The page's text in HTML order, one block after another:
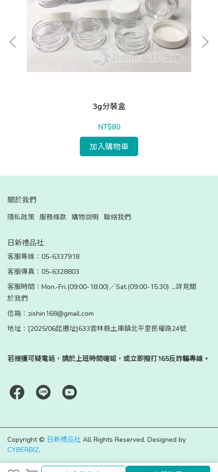
3g分裝盒
NT$80
加入購物車
關於我們
隱私政策 服務條款 購物說明 聯絡我們
日新禮品社
客服專線：05-6337918
客服傳真：05-6328803
客服時間：Mon.-Fri.(09:00-18:00)／Sat.(09:00-15:30) ...詳見關
於我們
信箱：zishin168@gmail.com
地址：[2025/06起遷址]633雲林縣土庫鎮北平里民權路24號
若接獲可疑電話，請於上班時間確認，或立即撥打165反詐騙專線。
Copyright © 日新禮品社 All Rights Reserved. Designed by
CYBERBIZ.